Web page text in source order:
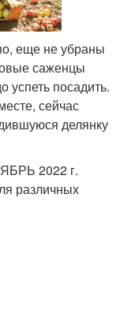
еще не убраны
саженцы
успеть посадить.
сейчас
делянку
2022 г.
различных